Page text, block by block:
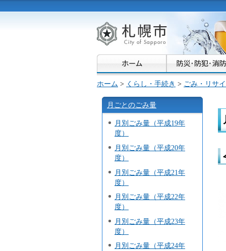
札幌市
ホーム > くらし・手続き > ごみ・リサ
月ごとのごみ量
月別ごみ量（平成19年
度）
月別ごみ量（平成20年
度）
月別ごみ量（平成21年
度）
月別ごみ量（平成22年
度）
月別ごみ量（平成23年
度）
月別ごみ量（平成24年